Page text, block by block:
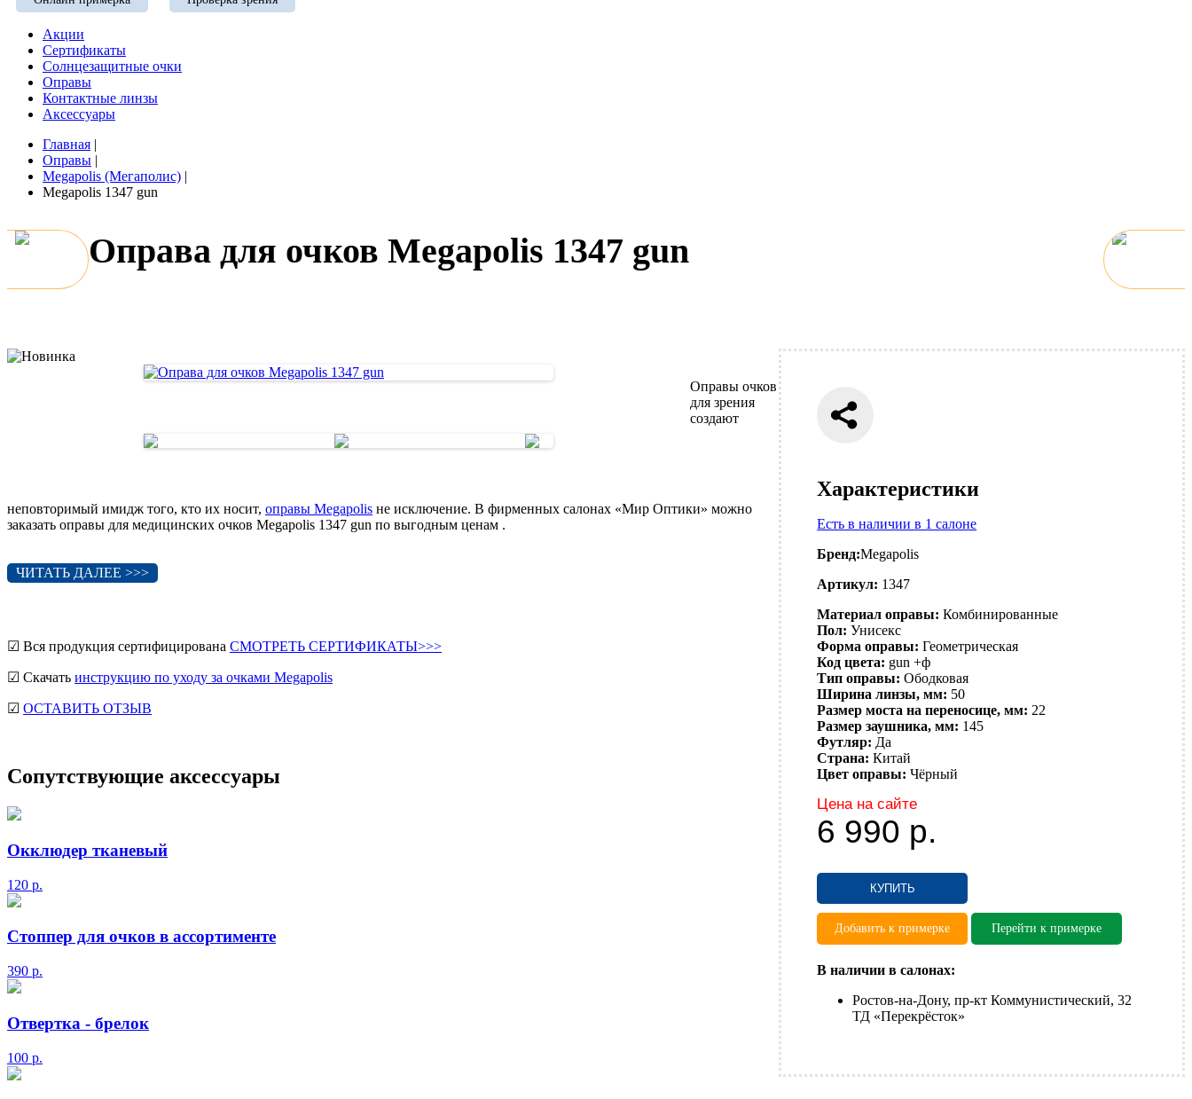
Акции
Сертификаты
Солнцезащитные очки
Оправы
Контактные линзы
Аксессуары
Главная |
Оправы |
Megapolis (Мегаполис) |
Megapolis 1347 gun
Оправа для очков Megapolis 1347 gun
Характеристики
Есть в наличии в 1 салоне
Бренд:Megapolis
Артикул: 1347
Материал оправы: Комбинированные
Пол: Унисекс
Форма оправы: Геометрическая
Код цвета: gun +ф
Тип оправы: Ободковая
Ширина линзы, мм: 50
Размер моста на переносице, мм: 22
Размер заушника, мм: 145
Футляр: Да
Страна: Китай
Цвет оправы: Чёрный
Цена на сайте
6 990 р.
КУПИТЬ
Добавить к примерке Перейти к примерке
В наличии в салонах:
Ростов-на-Дону, пр-кт Коммунистический, 32
ТД «Перекрёсток»
Оправы очков
для зрения
создают
неповторимый имидж того, кто их носит, оправы Megapolis не исключение. В фирменных салонах «Мир Оптики» можно
заказать оправы для медицинских очков Megapolis 1347 gun по выгодным ценам .
ЧИТАТЬ ДАЛЕЕ >>>
☑ Вся продукция сертифицирована СМОТРЕТЬ СЕРТИФИКАТЫ>>>
☑ Скачать инструкцию по уходу за очками Megapolis
☑ ОСТАВИТЬ ОТЗЫВ
Сопутствующие аксессуары
Окклюдер тканевый
120 р.
Стоппер для очков в ассортименте
390 р.
Отвертка - брелок
100 р.